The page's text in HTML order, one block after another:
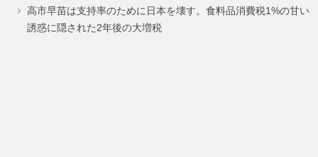
ジ
ジ
ジ
ジ
ジ
ジ
ジ
高市早苗は支持率のために日本を壊す。食料品消費税1%の甘い
誘惑に隠された2年後の大増税